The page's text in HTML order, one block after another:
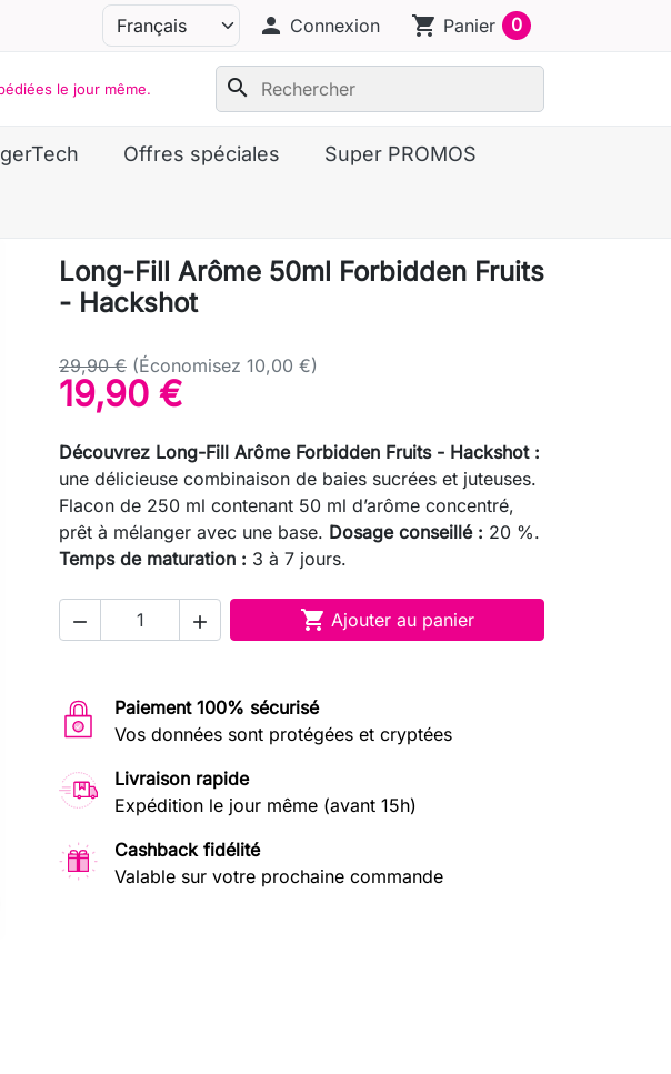
person Connexion shopping_cart Panier 0
le jour même. search
Offres spéciales Super PROMOS
Long-Fill Arôme 50ml Forbidden Fruits
- Hackshot
29,90 € (Économisez 10,00 €)
19,90 €
Découvrez Long-Fill Arôme Forbidden Fruits - Hackshot :
une délicieuse combinaison de baies sucrées et juteuses.
Flacon de 250 ml contenant 50 ml d’arôme concentré,
prêt à mélanger avec une base. Dosage conseillé : 20 %.
Temps de maturation : 3 à 7 jours.
   Ajouter au panier
Paiement 100% sécurisé
Vos données sont protégées et cryptées
Livraison rapide
Expédition le jour même (avant 15h)
Cashback fidélité
Valable sur votre prochaine commande